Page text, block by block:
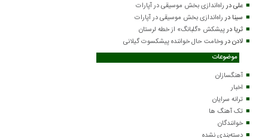
علیدرراه‌اندازی بخش موسیقی در آپارات
سینا درراه‌اندازی بخش موسیقی در آپارات
ثریا درپیشکش «گلبانگ» از خطه لرستان
لادندروخامت حال خواننده پیشکسوت گیلانی
موضوعات
آهنگسازان
اخبار
ترانه سرایان
تک آهنگ ها
خوانندگان
دسته‌بندی نشده